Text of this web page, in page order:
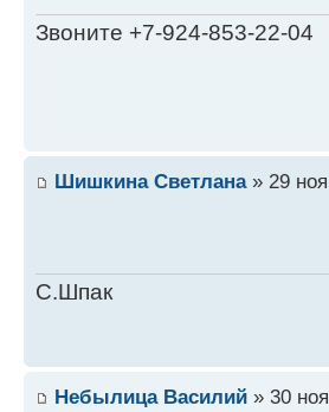
Звоните +7-924-853-22-04
Шишкина Светлана» 29
С.Шпак
Небылица Василий » 30